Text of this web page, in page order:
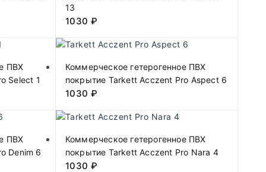
13
1030₽
ПВХ
Select 1
Коммерческое гетерогенное ПВХ
покрытие Tarkett Acczent Pro Aspect 6
1030₽
ПВХ
Denim 6
Коммерческое гетерогенное ПВХ
покрытие Tarkett Acczent Pro Nara 4
1030₽